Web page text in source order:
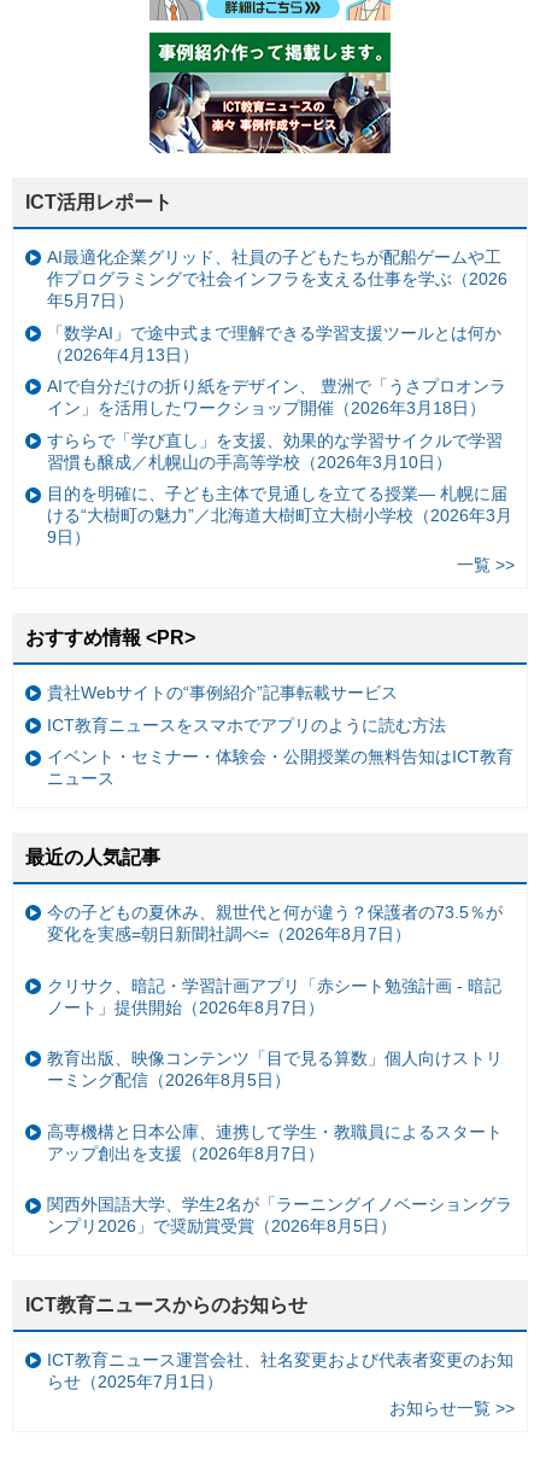
ICT活用レポート
AI最適化企業グリッド、社員の子どもたちが配船ゲームや工
作プログラミングで社会インフラを支える仕事を学ぶ（2026
年5月7日）
「数学AI」で途中式まで理解できる学習支援ツールとは何か
（2026年4月13日）
AIで自分だけの折り紙をデザイン、 豊洲で「うさプロオンラ
イン」を活用したワークショップ開催（2026年3月18日）
すららで「学び直し」を支援、効果的な学習サイクルで学習
習慣も醸成／札幌山の手高等学校（2026年3月10日）
目的を明確に、子ども主体で見通しを立てる授業— 札幌に届
ける“大樹町の魅力”／北海道大樹町立大樹小学校（2026年3月
9日）
一覧 >>
おすすめ情報 <PR>
貴社Webサイトの“事例紹介”記事転載サービス
ICT教育ニュースをスマホでアプリのように読む方法
イベント・セミナー・体験会・公開授業の無料告知はICT教育
ニュース
最近の人気記事
今の子どもの夏休み、親世代と何が違う？保護者の73.5％が
変化を実感=朝日新聞社調べ=（2026年8月7日）
クリサク、暗記・学習計画アプリ「赤シート勉強計画 - 暗記
ノート」提供開始（2026年8月7日）
教育出版、映像コンテンツ「目で見る算数」個人向けストリ
ーミング配信（2026年8月5日）
高専機構と日本公庫、連携して学生・教職員によるスタート
アップ創出を支援（2026年8月7日）
関西外国語大学、学生2名が「ラーニングイノベーショングラ
ンプリ2026」で奨励賞受賞（2026年8月5日）
ICT教育ニュースからのお知らせ
ICT教育ニュース運営会社、社名変更および代表者変更のお知
らせ（2025年7月1日）
お知らせ一覧 >>